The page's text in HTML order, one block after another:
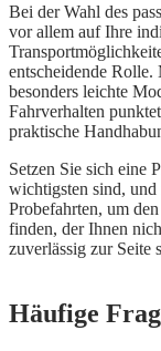
Bei der Wahl des
vor allem auf Ihre
entscheidende
besonders leichte
Fahrverhalten
praktische
Setzen Sie sich eine
wichtigsten sind, und
Probefahrten, um
finden, der Ihnen
zuverlässig zur Seite
Häufige